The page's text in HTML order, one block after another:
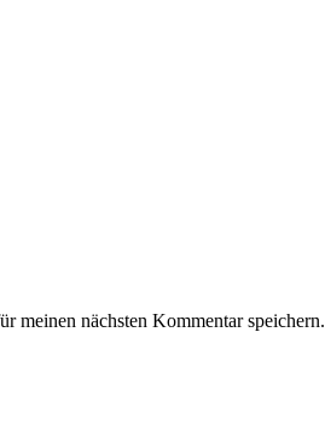
meinen nächsten Kommentar speichern.